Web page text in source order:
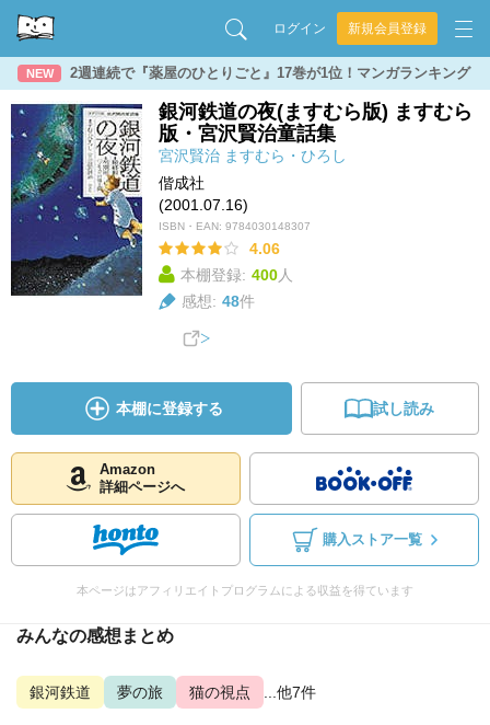
ログイン 新規会員登録
NEW 2週連続で『薬屋のひとりごと』17巻が1位！マンガランキング
銀河鉄道の夜(ますむら版) ますむら
版・宮沢賢治童話集
宮沢賢治 ますむら・ひろし
偕成社
(2001.07.16)
ISBN・EAN: 9784030148307
4.06
本棚登録: 400人
感想: 48件
本棚に登録する 試し読み
Amazon
詳細ページへ
購入ストア一覧
本ページはアフィリエイトプログラムによる収益を得ています
みんなの感想まとめ
銀河鉄道 夢の旅 猫の視点 ...他7件